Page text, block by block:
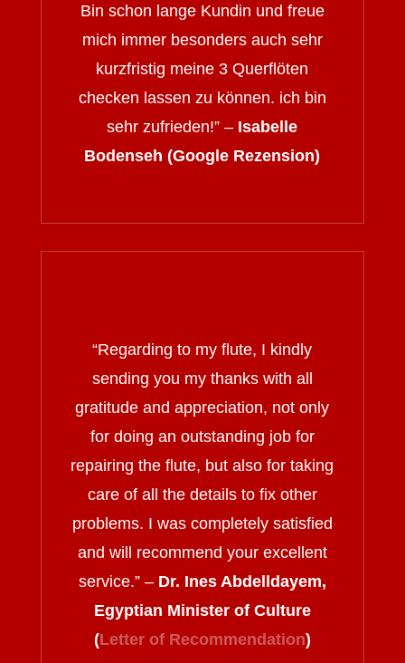
Bin schon lange Kundin und freue
mich immer besonders auch sehr
kurzfristig meine 3 Querflöten
checken lassen zu können. ich bin
sehr zufrieden!” – Isabelle
Bodenseh (Google Rezension)
“Regarding to my flute, I kindly
sending you my thanks with all
gratitude and appreciation, not only
for doing an outstanding job for
repairing the flute, but also for taking
care of all the details to fix other
problems. I was completely satisfied
and will recommend your excellent
service.” – Dr. Ines Abdelldayem,
Egyptian Minister of Culture
(Letter of Recommendation)